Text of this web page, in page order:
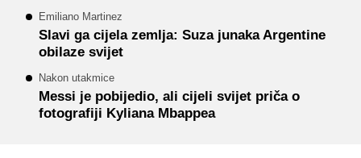
Emiliano Martinez
Slavi ga cijela zemlja: Suza junaka Argentine
obilaze svijet
Nakon utakmice
Messi je pobijedio, ali cijeli svijet priča o
fotografiji Kyliana Mbappea